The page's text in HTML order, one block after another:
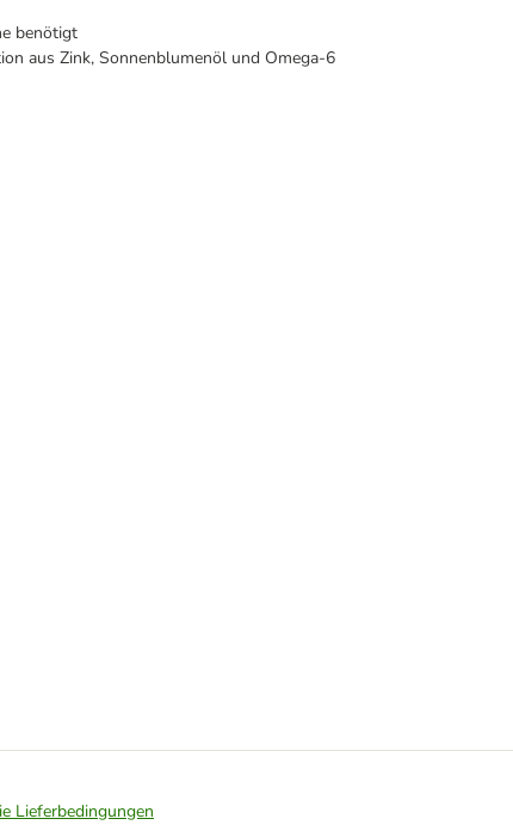
benötigt
aus Zink, Sonnenblumenöl und Omega-6
Lieferbedingungen